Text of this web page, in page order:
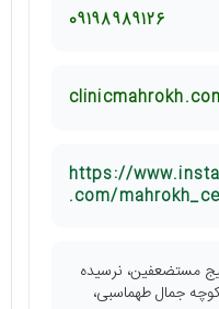
09198989126
https://
.com/
مستضعفین، نرسیده
کوچه جمال طهماسبی،